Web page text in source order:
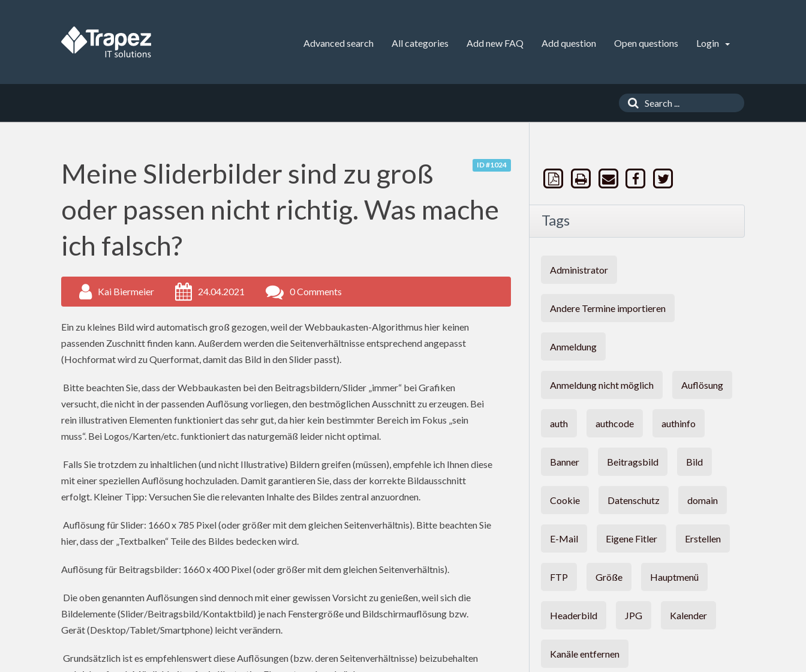
Advanced search All categories Add new FAQ Add question Open questions Login
ID #1024
Meine Sliderbilder sind zu groß
oder passen nicht richtig. Was mache
ich falsch?
Kai Biermeier 24.04.2021 0 Comments
Ein zu kleines Bild wird automatisch groß gezogen, weil der Webbaukasten-Algorithmus hier keinen
passenden Zuschnitt finden kann. Außerdem werden die Seitenverhältnisse entsprechend angepasst
(Hochformat wird zu Querformat, damit das Bild in den Slider passt).
Bitte beachten Sie, dass der Webbaukasten bei den Beitragsbildern/Slider „immer“ bei Grafiken
versucht, die nicht in der passenden Auflösung vorliegen, den bestmöglichen Ausschnitt zu erzeugen. Bei
rein illustrativen Elementen funktioniert das sehr gut, da hier kein bestimmter Bereich im Fokus „sein
muss“. Bei Logos/Karten/etc. funktioniert das naturgemäß leider nicht optimal.
Falls Sie trotzdem zu inhaltlichen (und nicht Illustrative) Bildern greifen (müssen), empfehle ich Ihnen diese
mit einer speziellen Auflösung hochzuladen. Damit garantieren Sie, dass der korrekte Bildausschnitt
erfolgt. Kleiner Tipp: Versuchen Sie die relevanten Inhalte des Bildes zentral anzuordnen.
Auflösung für Slider: 1660 x 785 Pixel (oder größer mit dem gleichen Seitenverhältnis). Bitte beachten Sie
hier, dass der „Textbalken“ Teile des Bildes bedecken wird.
Auflösung für Beitragsbilder: 1660 x 400 Pixel (oder größer mit dem gleichen Seitenverhältnis).
Die oben genannten Auflösungen sind dennoch mit einer gewissen Vorsicht zu genießen, weil sich die
Bildelemente (Slider/Beitragsbild/Kontaktbild) je nach Fenstergröße und Bildschirmauflösung bzw.
Gerät (Desktop/Tablet/Smartphone) leicht verändern.
Grundsätzlich ist es empfehlenswert diese Auflösungen (bzw. deren Seitenverhältnisse) beizubehalten
Tags
Administrator
Andere Termine importieren
Anmeldung
Anmeldung nicht möglich Auflösung
auth authcode authinfo
Banner Beitragsbild Bild
Cookie Datenschutz domain
E-Mail Eigene Fitler Erstellen
FTP Größe Hauptmenü
Headerbild JPG Kalender
Kanäle entfernen